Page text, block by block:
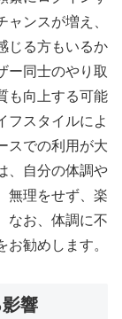
ンスが増え、
じる方もいるか
ー同士のやり取
も向上する可能
フスタイルによ
スでの利用が大
、自分の体調や
無理をせず、楽
なお、体調に不
勧めします。
響